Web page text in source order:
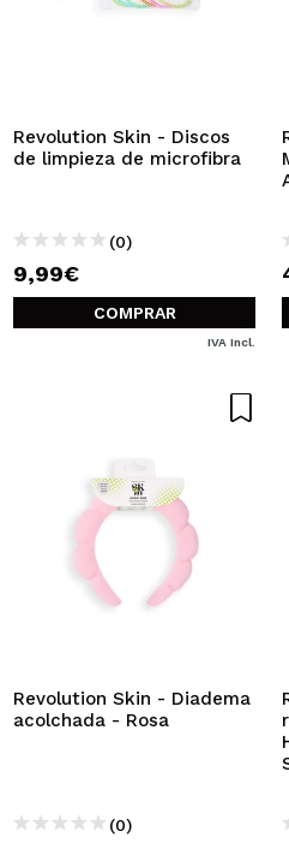
Revolution Skin - Discos
de limpieza de microfibra
(0)
9,99€
COMPRAR
IVA Incl.
Revolution Skin - Diadema
acolchada - Rosa
(0)